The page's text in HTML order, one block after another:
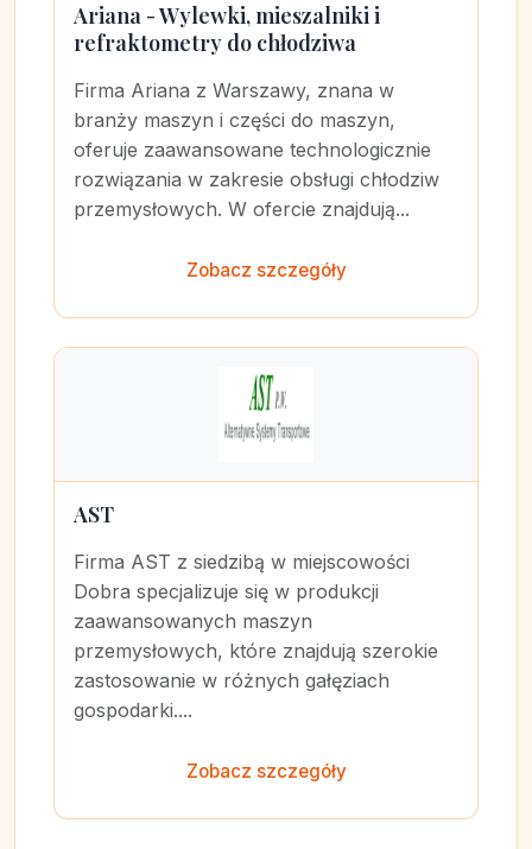
Ariana - Wylewki, mieszalniki i
refraktometry do chłodziwa
Firma Ariana z Warszawy, znana w
branży maszyn i części do maszyn,
oferuje zaawansowane technologicznie
rozwiązania w zakresie obsługi chłodziw
przemysłowych. W ofercie znajdują...
Zobacz szczegóły
AST
Firma AST z siedzibą w miejscowości
Dobra specjalizuje się w produkcji
zaawansowanych maszyn
przemysłowych, które znajdują szerokie
zastosowanie w różnych gałęziach
gospodarki....
Zobacz szczegóły